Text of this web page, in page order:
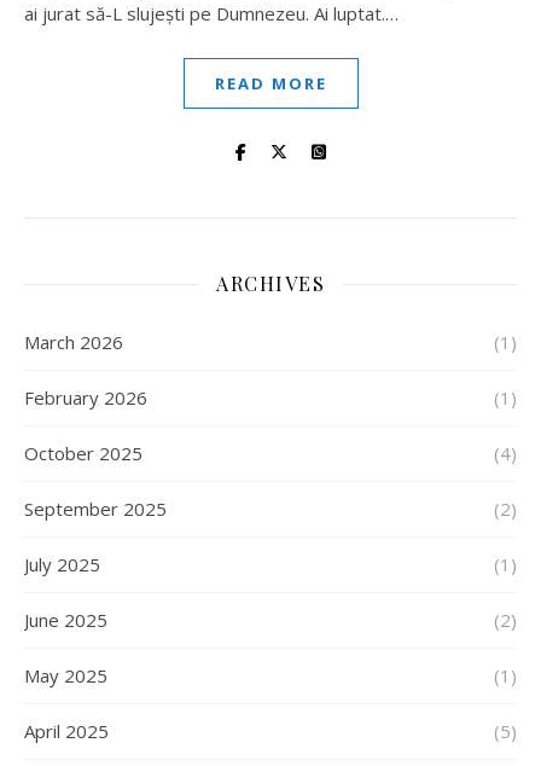
ai jurat să-L slujești pe Dumnezeu. Ai luptat.…
READ MORE
ARCHIVES
March 2026 (1)
February 2026 (1)
October 2025 (4)
September 2025 (2)
July 2025 (1)
June 2025 (2)
May 2025 (1)
April 2025 (5)